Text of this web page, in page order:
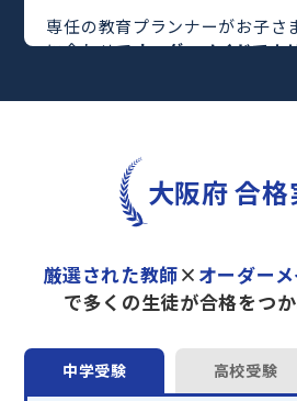
専任の教育プランナーがお子さ
に合わせてオーダーメイドでカ
完全マンツーマンで自分に合っ
さらに、単元別の学習の理解度
や授業内容や授業以外の勉
「DAILY TRY」
など、豊富な学
トライで一緒に“自己最高得点
か？
オンラインでの学習面談も承っ
大阪府 合
厳選された教師× オーダー
で多くの生徒が合格をつか
中学受験 高校受験